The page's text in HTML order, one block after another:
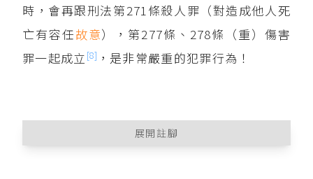
時，會再跟刑法第271條殺人罪（對造成他人死
亡有容任故意），第277條、278條（重）傷害
罪一起成立 [8] ，是非常嚴重的犯罪行為！
展開註腳